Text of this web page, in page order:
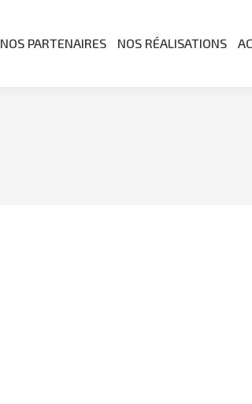
NOS PARTENAIRES NOS RÉALISATIONS